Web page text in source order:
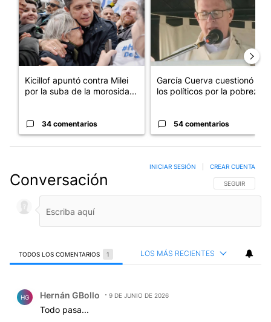
Kicillof apuntó contra Milei
por la suba de la morosida...
34 comentarios
García Cuerva cuestionó a
los políticos por la pobreza
54 comentarios
Conversación SIGA ESTA
SEGUIR
INICIAR SESIÓN CREAR CUENTA
TODOS LOS COMENTARIOS 1 LOS MÁS RECIENTES
HG Hernán GBollo 9 DE JUNIO DE 2026
Todo pasa...